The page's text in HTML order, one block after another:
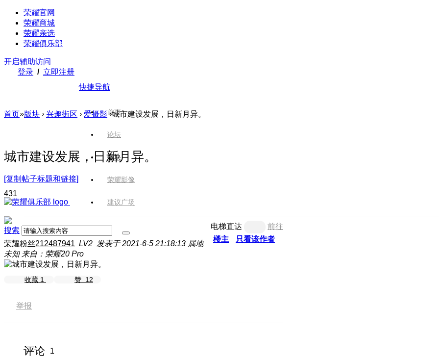
荣耀官网
荣耀商城
荣耀亲选
荣耀俱乐部
开启辅助访问
登录 / 立即注册
快捷导航
首页
论坛
版块
荣耀影像
建议广场
搜索
首页»版块 › 兴趣街区 › 爱摄影 ›城市建设发展，日新月异。
城市建设发展，日新月异。
[复制帖子标题和链接]
431
电梯直达
前往
楼主
只看该作者
荣耀粉丝212487941 LV2 发表于 2021-6-5 21:18:13 属地
未知 来自：荣耀20 Pro
收藏 1 赞 12
举报
评论 1